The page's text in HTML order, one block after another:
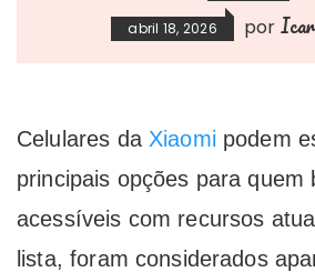
abril 18, 2026 por
Celulares da Xiaomi podem
principais opções para quem
acessíveis com recursos
lista, foram considerados